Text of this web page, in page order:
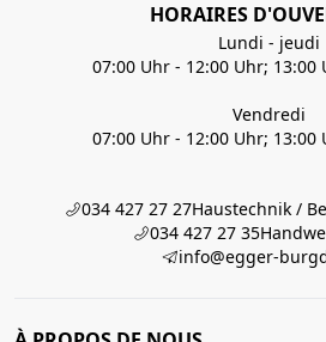
HORAIRES
Lundi - jeudi
07:00 Uhr - 12:00 Uhr; 13:00
Vendredi
07:00 Uhr - 12:00 Uhr; 13:00
034 427 27 27Haustechnik /
034 427 27 35
info@egger-